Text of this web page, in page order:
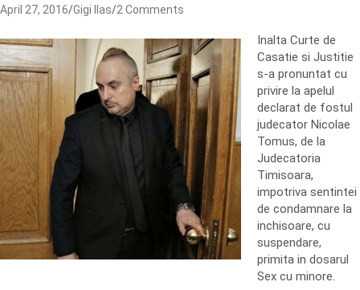
April 27, 2016 Gigi Ilas 2 Comments
Inalta Curte de
Casatie si Justitie
s-a pronuntat cu
privire la apelul
declarat de fostul
judecator Nicolae
Tomus, de la
Judecatoria
Timisoara,
impotriva sentintei
de condamnare la
inchisoare, cu
suspendare,
primita in dosarul
Sex cu minore.